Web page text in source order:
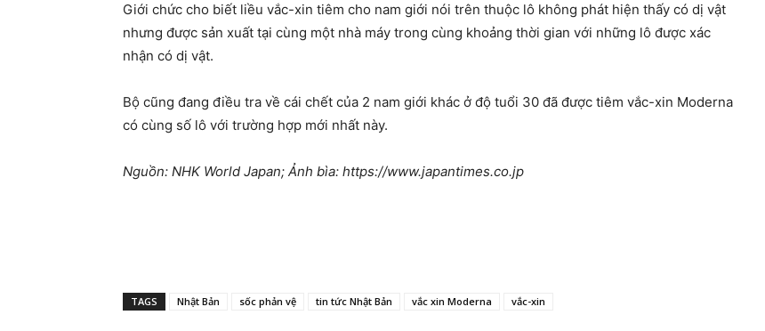
Giới chức cho biết liều vắc-xin tiêm cho nam giới nói trên thuộc lô không phát hiện thấy có dị vật
nhưng được sản xuất tại cùng một nhà máy trong cùng khoảng thời gian với những lô được xác
nhận có dị vật.
Bộ cũng đang điều tra về cái chết của 2 nam giới khác ở độ tuổi 30 đã được tiêm vắc-xin Moderna
có cùng số lô với trường hợp mới nhất này.
Nguồn: NHK World Japan; Ảnh bìa: https://www.japantimes.co.jp
TAGS Nhật Bản sốc phản vệ tin tức Nhật Bản vắc xin Moderna vắc-xin